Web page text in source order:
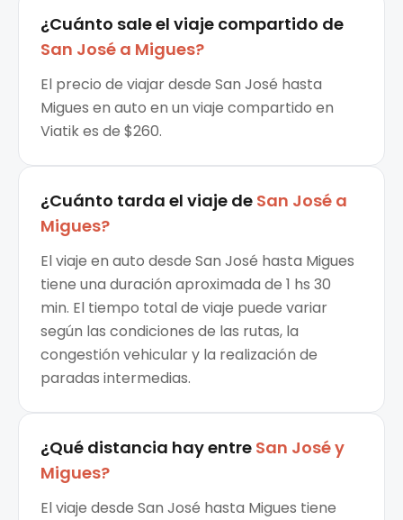
¿Cuánto sale el viaje compartido de
San José a Migues?
El precio de viajar desde San José hasta
Migues en auto en un viaje compartido en
Viatik es de $260.
¿Cuánto tarda el viaje de San José a
Migues?
El viaje en auto desde San José hasta Migues
tiene una duración aproximada de 1 hs 30
min. El tiempo total de viaje puede variar
según las condiciones de las rutas, la
congestión vehicular y la realización de
paradas intermedias.
¿Qué distancia hay entre San Joséy
Migues?
El viaje desde San José hasta Migues tiene